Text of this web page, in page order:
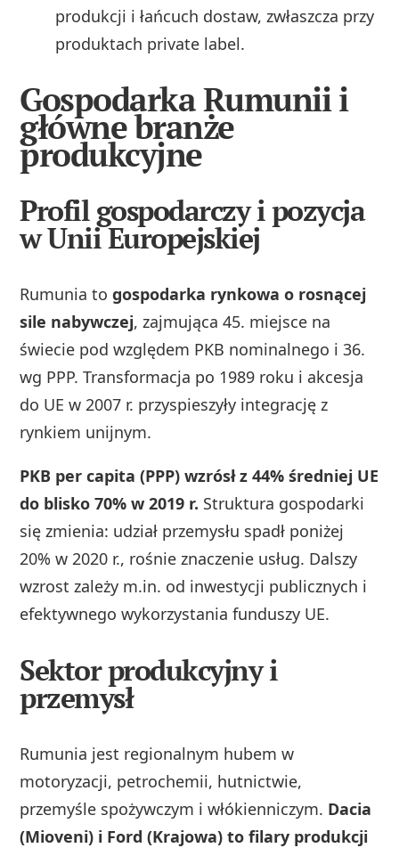
produkcji i łańcuch dostaw, zwłaszcza przy
produktach private label.
Gospodarka Rumunii i
główne branże
produkcyjne
Profil gospodarczy i pozycja
w Unii Europejskiej
Rumunia togospodarka rynkowa o rosnącej
sile nabywczej, zajmująca 45. miejsce na
świecie pod względem PKB nominalnego i 36.
wg PPP. Transformacja po 1989 roku i akcesja
do UE w 2007 r. przyspieszyły integrację z
rynkiem unijnym.
PKB per capita (PPP) wzrósł z 44% średniej UE
do blisko 70% w 2019 r. Struktura gospodarki
się zmienia: udział przemysłu spadł poniżej
20% w 2020 r., rośnie znaczenie usług. Dalszy
wzrost zależy m.in. od inwestycji publicznych i
efektywnego wykorzystania funduszy UE.
Sektor produkcyjny i
przemysł
Rumunia jest regionalnym hubem w
motoryzacji, petrochemii, hutnictwie,
przemyśle spożywczym i włókienniczym. Dacia
(Mioveni) i Ford (Krajowa) to filary produkcji